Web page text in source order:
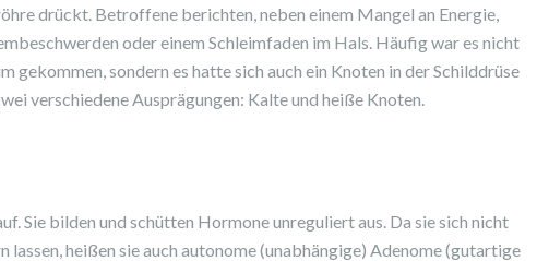
drückt. Betroffene berichten, neben einem Mangel an Energie,
oder einem Schleimfaden im Hals. Häufig war es nicht
gekommen, sondern es hatte sich auch ein Knoten in der Schilddrüse
verschiedene Ausprägungen: Kalte und heiße Knoten.
Sie bilden und schütten Hormone unreguliert aus. Da sie sich nicht
lassen, heißen sie auch autonome (unabhängige) Adenome (gutartige